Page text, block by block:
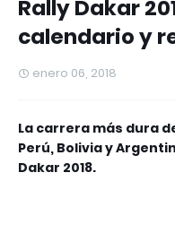
Rally Dakar
calendario y
enero 06, 2018
La carrera más dura
Perú, Bolivia y
Dakar 2018.